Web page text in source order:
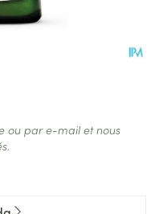
ou par e-mail et nous